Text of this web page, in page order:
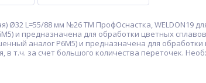
Ø32 L=55/88 мм №26 ТМ ПрофОснастка, WELDON19
и предназначена для обработки цветных
аналог Р6М5) и предназначена для обработки
в т.ч. за счет большого количества переточек.